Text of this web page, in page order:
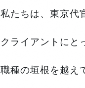
私たちは、東京代
クライアントにと
職種の垣根を越え